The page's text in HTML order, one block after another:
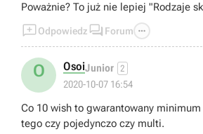
Poważnie? To już nie lepiej "Rodzaje
Odpowiedz  Forum 
O OsoiJunior 2
2020-10-07 16:54
Co 10 wish to gwarantowany
tego czy pojedynczo czy multi.